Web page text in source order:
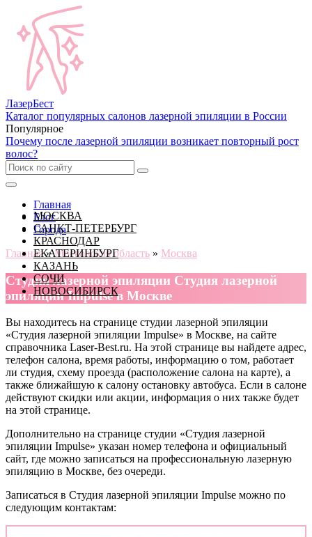
ЛазерБест
Каталог популярных салонов лазерной эпиляции в России
Популярное
Почему после лазерной эпиляции возникает повторный рост
волос?
МОСКВА
САНКТ-ПЕТЕРБУРГ
КРАСНОДАР
ЕКАТЕРИНБУРГ
КАЗАНЬ
СОЧИ
НОВОСИБИРСК
Главная
Блог
Города
Главная » Московская область » Москва
Cтудия лазерной эпиляции Студия лазерной
эпиляции Impulse в Москве
Вы находитесь на странице студии лазерной эпиляции
«Студия лазерной эпиляции Impulse» в Москве, на сайте
справочника Laser-Best.ru. На этой странице вы найдете адрес,
телефон салона, время работы, информацию о том, работает
ли студия, схему проезда (расположение салона на карте), а
также ближайшую к салону остановку автобуса. Если в салоне
действуют скидки или акции, информация о них также будет
на этой странице.
Дополнительно на странице студии «Студия лазерной
эпиляции Impulse» указан номер телефона и официальный
сайт, где можно записаться на профессиональную лазерную
эпиляцию в Москве, без очереди.
Записаться в Студия лазерной эпиляции Impulse можно по
следующим контактам: